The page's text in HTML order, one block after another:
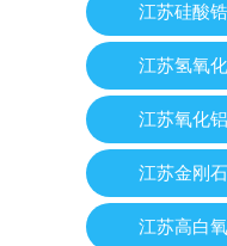
江苏硅酸
江苏氢氧
江苏氧化
江苏金刚
江苏高白